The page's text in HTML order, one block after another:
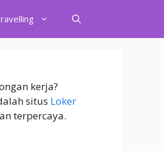
kerja?
situs Loker
terpercaya.